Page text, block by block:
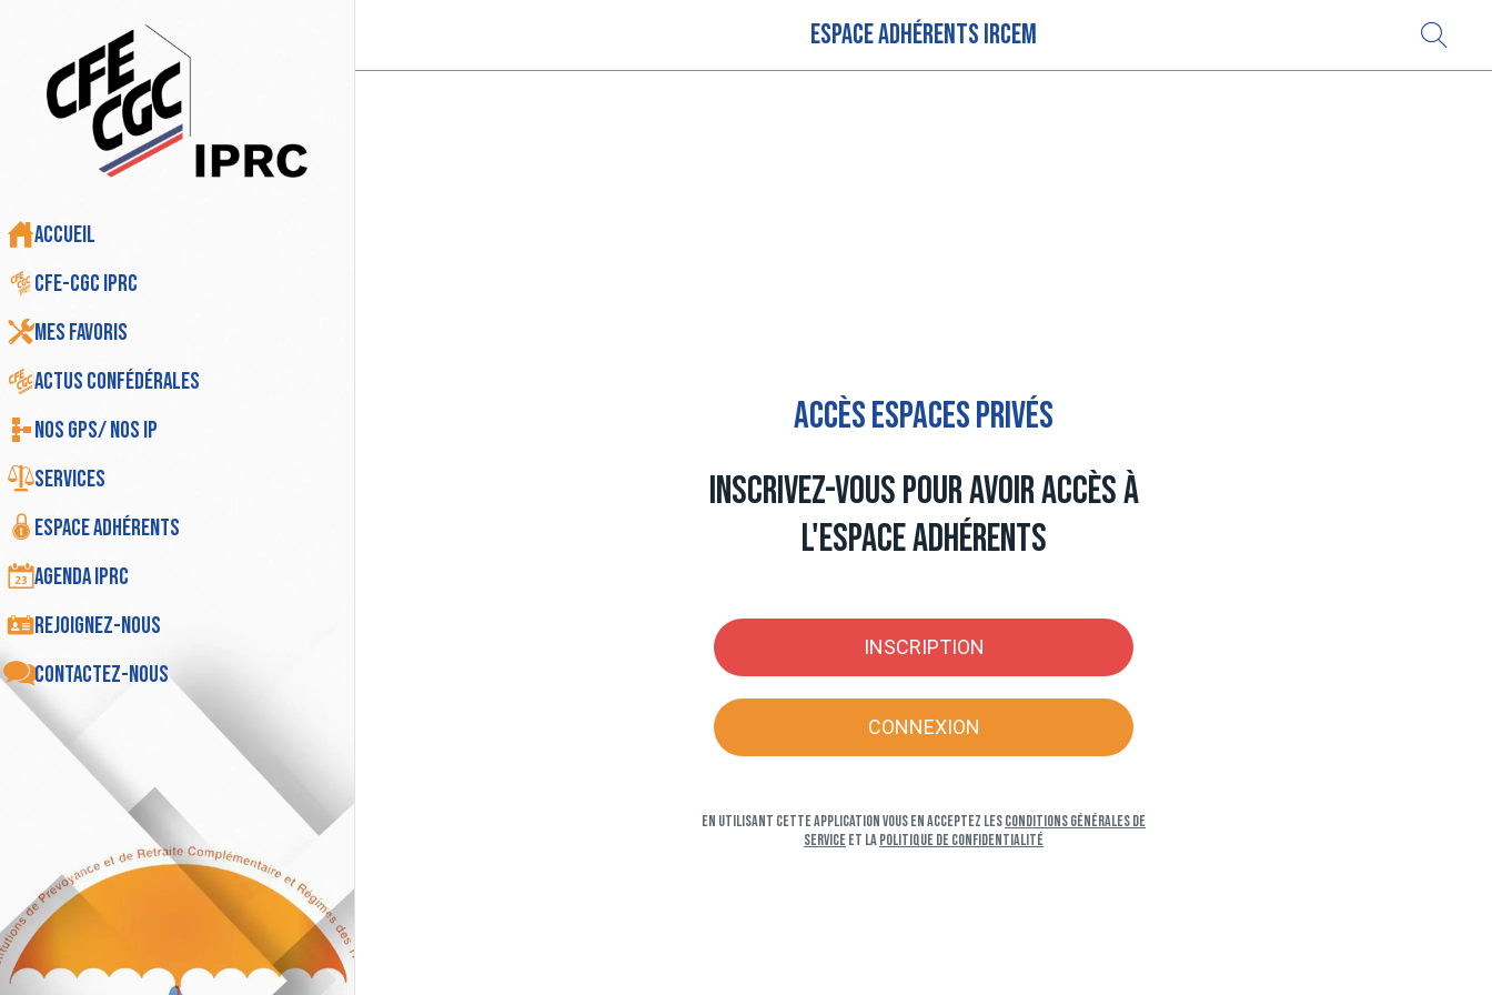
Accueil
CFE-CGC IPRC
Mes favoris
Actus Confédérales
Nos GPS/ Nos IP
Services
Espace adhérents
Agenda IPRC
Rejoignez-nous
Contactez-nous
Espace adhérents IRCEM
Accès espaces privés
Inscrivez-vous pour avoir accès à
l'espace adhérents
INSCRIPTION
CONNEXION
En utilisant cette application vous en acceptez lesConditions générales de
serviceet laPolitique de confidentialité